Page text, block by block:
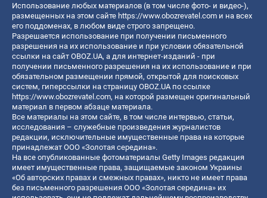
Использование любых материалов (в том числе фото- и видео-),
размещенных на этом сайте https://www.obozrevatel.com и на всех
его поддоменах, в любом виде строго запрещено.
Разрешается использование при получении письменного
разрешения на их использование и при условии обязательной
ссылки на сайт OBOZ.UA, а для интернет-изданий - при
получении письменного разрешения на их использование и при
обязательном размещении прямой, открытой для поисковых
систем, гиперссылки на страницу OBOZ.UA по ссылке
https://www.obozrevatel.com, на которой размещен оригинальный
материал в первом абзаце материала.
Все материалы на этом сайте, в том числе интервью, статьи,
исследования – служебные произведения журналистов
редакции, исключительные имущественные права на которые
принадлежат ООО «Золотая середина».
На все опубликованные фотоматериалы Getty Images редакция
имеет имущественные права, защищаемые законом Украины
«Об авторских правах и смежных правах», никто не имеет права
без письменного разрешения ООО «Золотая середина» их